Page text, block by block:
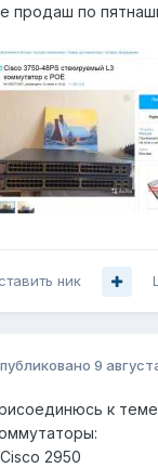
продаш по
ник
9
к
2950